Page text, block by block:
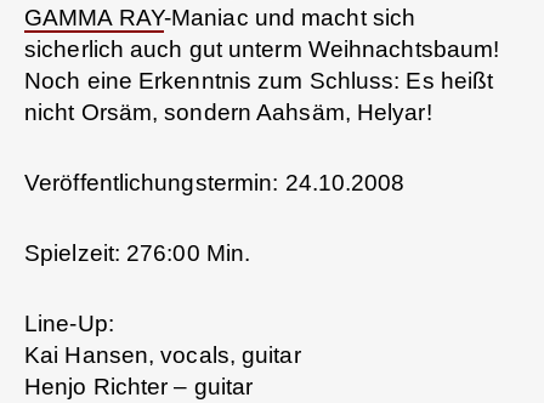
GAMMA RAY-Maniac und macht sich
sicherlich auch gut unterm Weihnachtsbaum!
Noch eine Erkenntnis zum Schluss: Es heißt
nicht Orsäm, sondern Aahsäm, Helyar!
Veröffentlichungstermin: 24.10.2008
Spielzeit: 276:00 Min.
Line-Up:
Kai Hansen, vocals, guitar
Henjo Richter – guitar